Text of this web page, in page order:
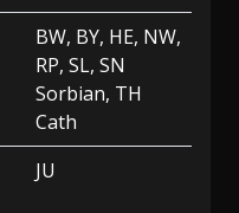
BW, BY, HE, NW,
RP, SL, SN
Sorbian, TH
Cath
JU